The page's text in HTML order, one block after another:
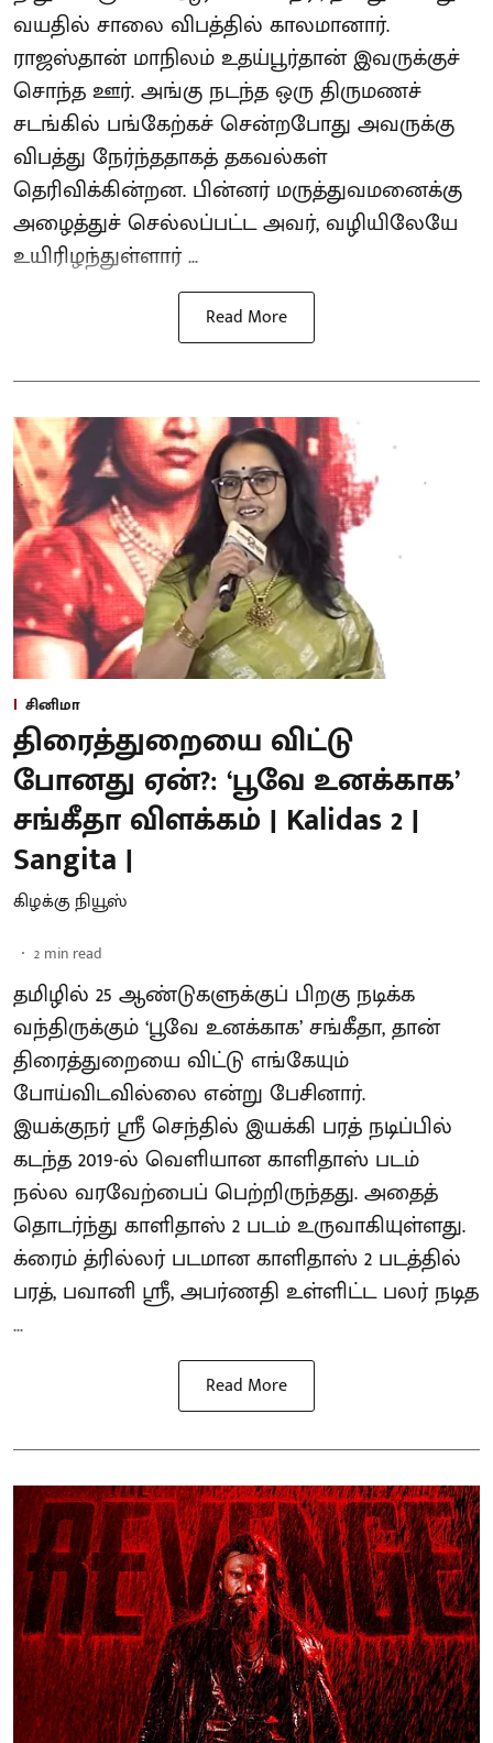
வயதில் சாலை விபத்தில் காலமானார்.
ராஜஸ்தான் மாநிலம் உதய்பூர்தான் இவருக்குச்
சொந்த ஊர். அங்கு நடந்த ஒரு திருமணச்
சடங்கில் பங்கேற்கச் சென்றபோது அவருக்கு
விபத்து நேர்ந்ததாகத் தகவல்கள்
தெரிவிக்கின்றன. பின்னர் மருத்துவமனைக்கு
அழைத்துச் செல்லப்பட்ட அவர், வழியிலேயே
உயிரிழந்துள்ளார் ...
Read More
சினிமா
திரைத்துறையை விட்டு
போனது ஏன்?: ‘பூவே உனக்காக’
சங்கீதா விளக்கம் | Kalidas 2 |
Sangita |
கிழக்கு நியூஸ்
2 min read
தமிழில் 25 ஆண்டுகளுக்குப் பிறகு நடிக்க
வந்திருக்கும் ‘பூவே உனக்காக’ சங்கீதா, தான்
திரைத்துறையை விட்டு எங்கேயும்
போய்விடவில்லை என்று பேசினார்.
இயக்குநர் ஸ்ரீ செந்தில் இயக்கி பரத் நடிப்பில்
கடந்த 2019-ல் வெளியான காளிதாஸ் படம்
நல்ல வரவேற்பைப் பெற்றிருந்தது. அதைத்
தொடர்ந்து காளிதாஸ் 2 படம் உருவாகியுள்ளது.
க்ரைம் த்ரில்லர் படமான காளிதாஸ் 2 படத்தில்
பரத், பவானி ஸ்ரீ, அபர்ணதி உள்ளிட்ட பலர் நடித
...
Read More